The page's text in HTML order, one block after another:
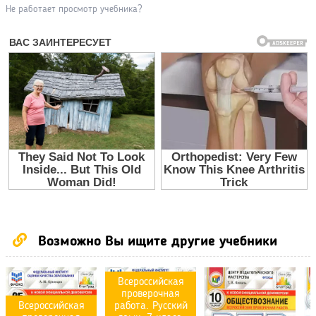
Не работает просмотр учебника?
Возможно Вы ищите другие учебники
Всероссийская
Всероссийская
проверочная
работа. Русский